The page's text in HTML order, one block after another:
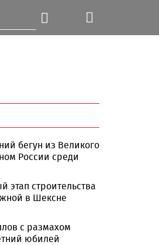
бегун из Великого
России среди
этап строительства
в Шексне
с размахом
юбилей